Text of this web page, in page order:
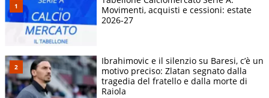
Movimenti, acquisti e cessioni: estate
2026-27
Ibrahimovic e il silenzio su Baresi, c’è un
motivo preciso: Zlatan segnato dalla
tragedia del fratello e dalla morte di
Raiola